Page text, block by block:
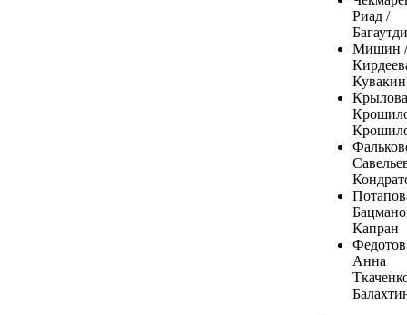
Риад /
Мишин /
Кувакин
Капран
Анна